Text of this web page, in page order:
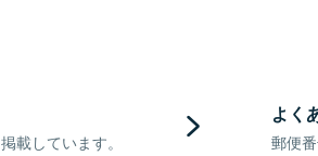
載しています。
よく
郵便